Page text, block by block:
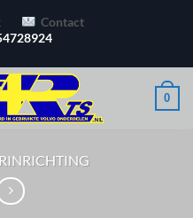
Contact
0